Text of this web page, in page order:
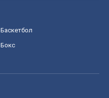
Баскетбол
Бокс